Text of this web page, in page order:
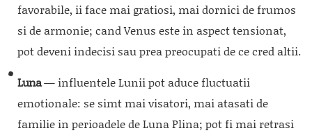
favorabile, ii face mai gratiosi, mai dornici de frumos
si de armonie; cand Venus este in aspect tensionat,
pot deveni indecisi sau prea preocupati de ce cred altii.
Luna— influentele Lunii pot aduce fluctuatii
emotionale: se simt mai visatori, mai atasati de
familie in perioadele de Luna Plina; pot fi mai retrasi